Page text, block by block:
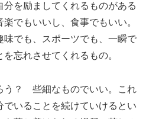
を励ましてくれるものがある
でもいいし、食事でもいい。
でも、スポーツでも、一瞬で
忘れさせてくれるもの。
う？ 些細なものでいい。これ
いることを続けていけるとい